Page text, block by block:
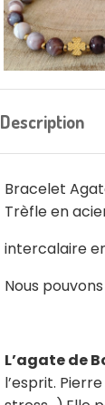
Description
Bracelet
Trèfle en
intercalaire
Nous
L’agate de
l’esprit.